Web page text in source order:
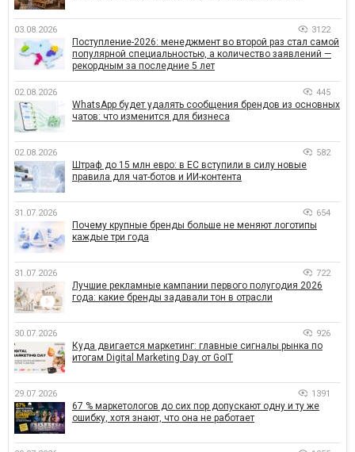
03.08.2026 3122
Поступление-2026: менеджмент во второй раз стал самой
популярной специальностью, а количество заявлений —
рекордным за последние 5 лет
02.08.2026 445
WhatsApp будет удалять сообщения брендов из основных
чатов: что изменится для бизнеса
02.08.2026 582
Штраф до 15 млн евро: в ЕС вступили в силу новые
правила для чат-ботов и ИИ-контента
31.07.2026 654
Почему крупные бренды больше не меняют логотипы
каждые три года
31.07.2026 722
Лучшие рекламные кампании первого полугодия 2026
года: какие бренды задавали тон в отрасли
30.07.2026 926
Куда двигается маркетинг: главные сигналы рынка по
итогам Digital Marketing Day от GoIT
29.07.2026 1391
67 % маркетологов до сих пор допускают одну и ту же
ошибку, хотя знают, что она не работает